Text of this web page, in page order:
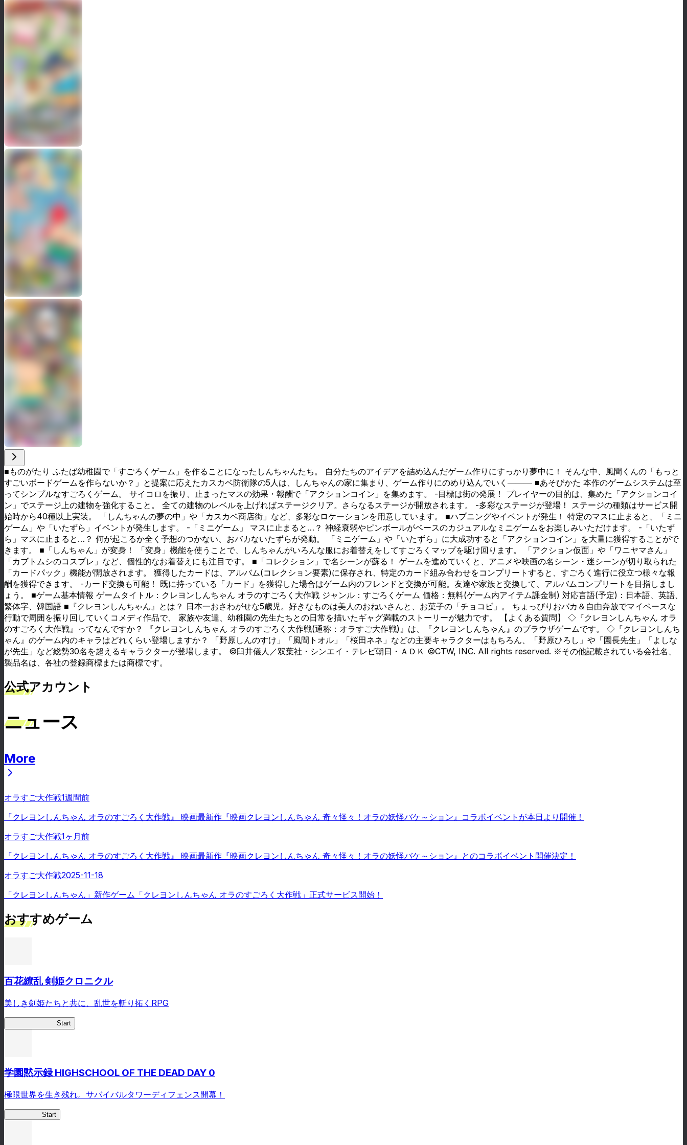
■ものがたり ふたば幼稚園で「すごろくゲーム」を作ることになったしんちゃんたち。 自分たちのアイデアを詰め込んだゲーム作りにすっかり夢中に！ そんな中、風間くんの「もっと
すごいボードゲームを作らないか？」と提案に応えたカスカベ防衛隊の5人は、しんちゃんの家に集まり、ゲーム作りにのめり込んでいく――― ■あそびかた 本作のゲームシステムは至
ってシンプルなすごろくゲーム。 サイコロを振り、止まったマスの効果・報酬で「アクションコイン」を集めます。 -目標は街の発展！ プレイヤーの目的は、集めた「アクションコイ
ン」でステージ上の建物を強化すること。 全ての建物のレベルを上げればステージクリア。さらなるステージが開放されます。 -多彩なステージが登場！ ステージの種類はサービス開
始時から40種以上実装。 「しんちゃんの夢の中」や「カスカベ商店街」など、多彩なロケーションを用意しています。 ■ハプニングやイベントが発生！ 特定のマスに止まると、「ミニ
ゲーム」や「いたずら」イベントが発生します。 -「ミニゲーム」 マスに止まると…？ 神経衰弱やピンボールがベースのカジュアルなミニゲームをお楽しみいただけます。 -「いたず
ら」マスに止まると…？ 何が起こるか全く予想のつかない、おバカないたずらが発動。 「ミニゲーム」や「いたずら」に大成功すると「アクションコイン」を大量に獲得することがで
きます。 ■「しんちゃん」が変身！ 「変身」機能を使うことで、しんちゃんがいろんな服にお着替えをしてすごろくマップを駆け回ります。 「アクション仮面」や「ワニヤマさん」
「カブトムシのコスプレ」など、個性的なお着替えにも注目です。 ■「コレクション」で名シーンが蘇る！ ゲームを進めていくと、アニメや映画の名シーン・迷シーンが切り取られた
「カードパック」機能が開放されます。 獲得したカードは、アルバム(コレクション要素)に保存され、特定のカード組み合わせをコンプリートすると、すごろく進行に役立つ様々な報
酬を獲得できます。 -カード交換も可能！ 既に持っている「カード」を獲得した場合はゲーム内のフレンドと交換が可能。友達や家族と交換して、アルバムコンプリートを目指しまし
ょう。 ■ゲーム基本情報 ゲームタイトル：クレヨンしんちゃん オラのすごろく大作戦 ジャンル：すごろくゲーム 価格：無料(ゲーム内アイテム課金制) 対応言語(予定)：日本語、英語、
繁体字、韓国語 ■『クレヨンしんちゃん』とは？ 日本一おさわがせな5歳児。好きなものは美人のおねいさんと、お菓子の「チョコビ」。 ちょっぴりおバカ＆自由奔放でマイペースな
行動で周囲を振り回していくコメディ作品で、 家族や友達、幼稚園の先生たちとの日常を描いたギャグ満載のストーリーが魅力です。 【よくある質問】 ◇『クレヨンしんちゃん オラ
のすごろく大作戦』ってなんですか？ 『クレヨンしんちゃん オラのすごろく大作戦(通称：オラすご大作戦)』は、『クレヨンしんちゃん』のブラウザゲームです。 ◇『クレヨンしんち
ゃん』のゲーム内のキャラはどれくらい登場しますか？ 「野原しんのすけ」「風間トオル」「桜田ネネ」などの主要キャラクターはもちろん、「野原ひろし」や「園長先生」「よしな
が先生」など総勢30名を超えるキャラクターが登場します。 ©臼井儀人／双葉社・シンエイ・テレビ朝日・ＡＤＫ ©CTW, INC. All rights reserved. ※その他記載されている会社名、
製品名は、各社の登録商標または商標です。
公式アカウント
ニュース
More
オラすご大作戦1週間前
『クレヨンしんちゃん オラのすごろく大作戦』 映画最新作『映画クレヨンしんちゃん 奇々怪々！オラの妖怪バケ～ション』コラボイベントが本日より開催！
オラすご大作戦1ヶ月前
『クレヨンしんちゃん オラのすごろく大作戦』 映画最新作『映画クレヨンしんちゃん 奇々怪々！オラの妖怪バケ～ション』とのコラボイベント開催決定！
オラすご大作戦2025-11-18
「クレヨンしんちゃん」新作ゲーム「クレヨンしんちゃん オラのすごろく大作戦」正式サービス開始！
おすすめゲーム
百花繚乱 剣姫クロニクル
美しき剣姫たちと共に、乱世を斬り拓くRPG
Start
学園黙示録 HIGHSCHOOL OF THE DEAD DAY 0
極限世界を生き残れ。サバイバルタワーディフェンス開幕！
Start